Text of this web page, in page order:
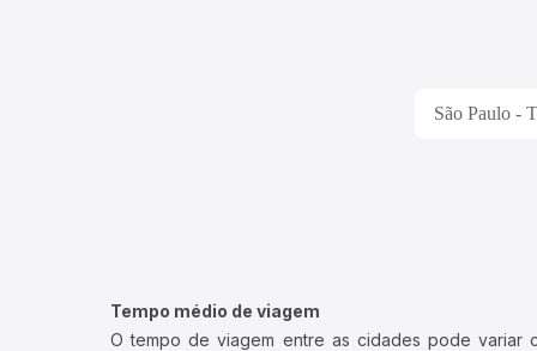
São Paulo -
Tempo médio de viagem
O tempo de viagem entre as cidades pode variar